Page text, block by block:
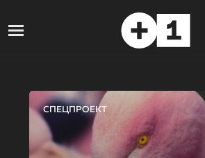
СПЕЦПРОЕКТ